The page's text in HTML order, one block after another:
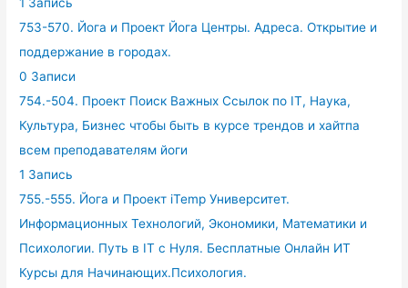
753-570. Йога и Проект Йога Центры. Адреса. Открытие и
поддержание в городах.
0 Записи
754.-504. Проект Поиск Важных Ссылок по IT, Наука,
Культура, Бизнес чтобы быть в курсе трендов и хайтпа
всем преподавателям йоги
1 Запись
755.-555. Йога и Проект iTemp Университет.
Информационных Технологий, Экономики, Математики и
Психологии. Путь в IT с Нуля. Бесплатные Онлайн ИТ
Курсы для Начинающих.Психология.